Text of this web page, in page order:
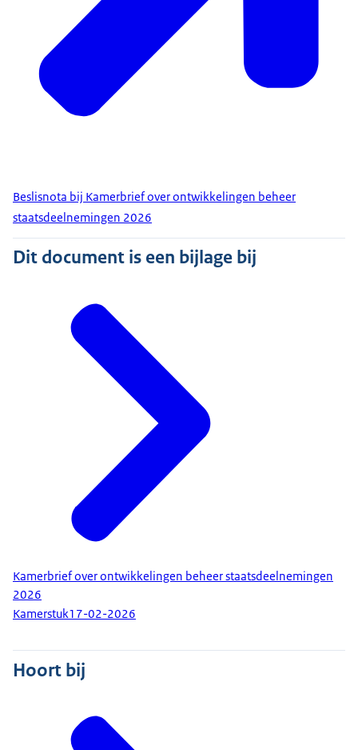
Beslisnota bij Kamerbrief over ontwikkelingen beheer
staatsdeelnemingen 2026
Dit document is een bijlage bij
Kamerbrief over ontwikkelingen beheer staatsdeelnemingen
2026
Kamerstuk17-02-2026
Hoort bij